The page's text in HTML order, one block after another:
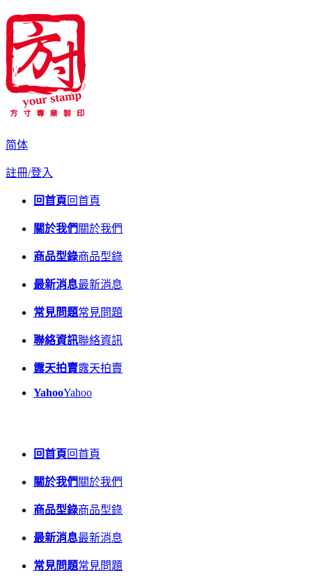
简体
註冊/登入
回首頁回首頁
關於我們 關於我們
商品型錄商品型錄
最新消息最新消息
常見問題常見問題
聯絡資訊聯絡資訊
露天拍賣露天拍賣
YahooYahoo
回首頁回首頁
關於我們 關於我們
商品型錄商品型錄
最新消息最新消息
常見問題常見問題